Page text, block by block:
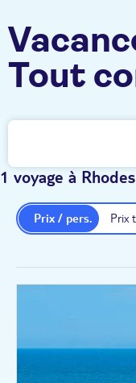
Tout
cher
1 voyage à Rhodes
Prix
Prix / pers.